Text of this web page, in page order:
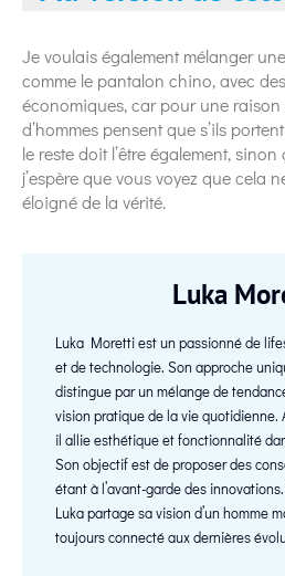
Je voulais également mélanger
comme le pantalon chino, avec
économiques, car pour une
d’hommes pensent que s’ils
le reste doit l’être également,
j’espère que vous voyez que cela
éloigné de la vérité.
Luka
Luka Moretti est un passionné de
et de technologie. Son approche
distingue par un mélange de
vision pratique de la vie quotidienne.
il allie esthétique et fonctionnalité
Son objectif est de proposer des
étant à l’avant-garde des
Luka partage sa vision d’un homme
toujours connecté aux dernières